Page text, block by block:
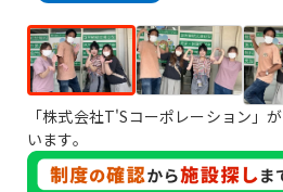
「株式会社T'Sコーポレーション」
います。